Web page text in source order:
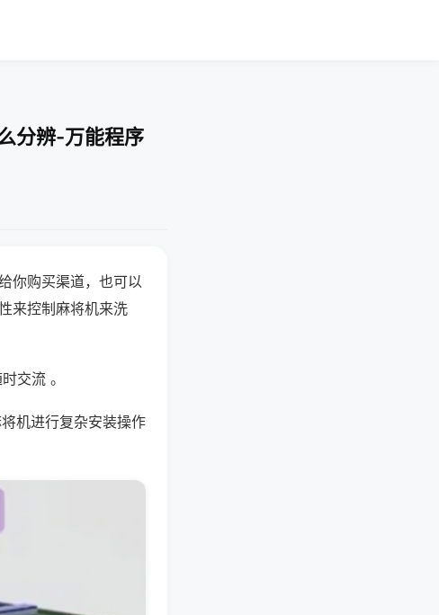
分辨-万能程序
你购买渠道，也可以
来控制麻将机来洗
交流 。
机进行复杂安装操作